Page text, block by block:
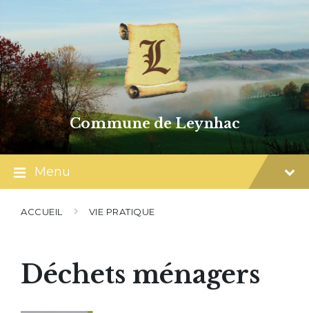
content
main
navigation
footer
Commune de Leynhac
Menu
ACCUEIL VIE PRATIQUE
Déchets ménagers